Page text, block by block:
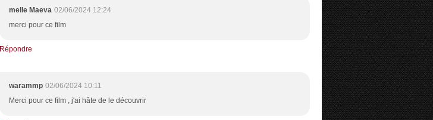
melle Maeva 02/06/2024 12:24
merci pour ce film
Répondre
warammp 02/06/2024 10:11
Merci pour ce film , j'ai hâte de le découvrir